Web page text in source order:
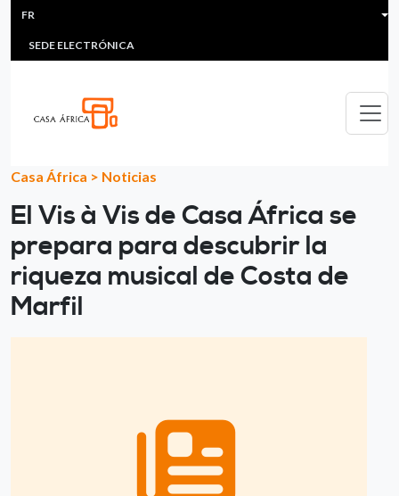
Aller au contenu principal
HEADER MENU
MULTIMEDIA
SEDE ELECTRÓNICA
FR
Casa África > Noticias
El Vis à Vis de Casa África se
prepara para descubrir la
riqueza musical de Costa de
Marfil